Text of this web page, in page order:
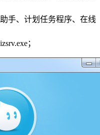
手、计划任务程序、在线
；